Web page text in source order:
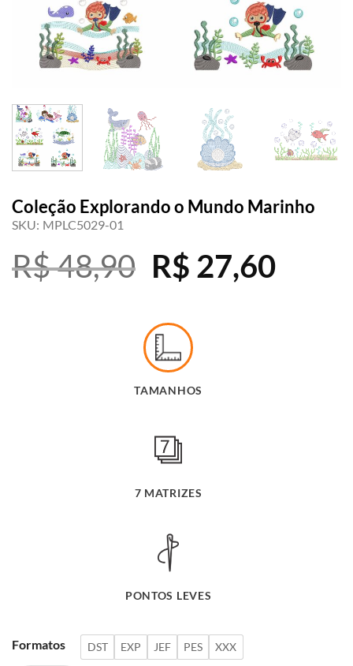
Coleção Explorando o Mundo Marinho
SKU: MPLC5029-01
R$48,90 O
original
era:
R$ 48,90.
R$ 27,60O
TAMANHOS
7 MATRIZES
PONTOS LEVES
Formatos DST EXP JEF PES XXX